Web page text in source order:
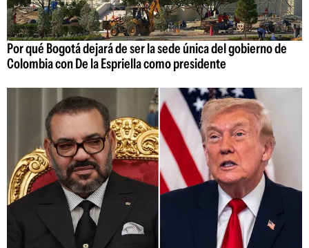
Por qué Bogotá dejará de ser la sede única del gobierno de
Colombia con De la Espriella como presidente